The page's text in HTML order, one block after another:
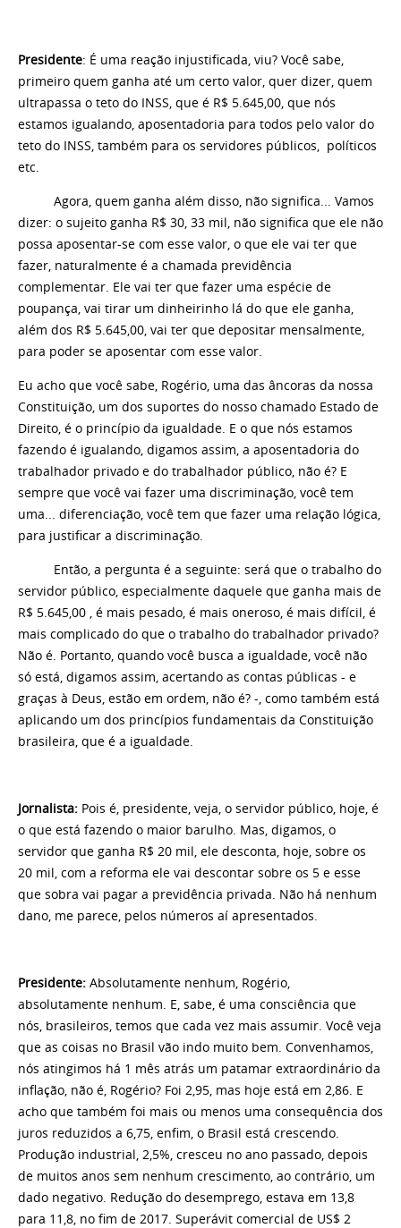
Presidente: É uma reação injustificada, viu? Você sabe,
primeiro quem ganha até um certo valor, quer dizer, quem
ultrapassa o teto do INSS, que é R$ 5.645,00, que nós
estamos igualando, aposentadoria para todos pelo valor do
teto do INSS, também para os servidores públicos, políticos
etc.
Agora, quem ganha além disso, não significa... Vamos
dizer: o sujeito ganha R$ 30, 33 mil, não significa que ele não
possa aposentar-se com esse valor, o que ele vai ter que
fazer, naturalmente é a chamada previdência
complementar. Ele vai ter que fazer uma espécie de
poupança, vai tirar um dinheirinho lá do que ele ganha,
além dos R$ 5.645,00, vai ter que depositar mensalmente,
para poder se aposentar com esse valor.
Eu acho que você sabe, Rogério, uma das âncoras da nossa
Constituição, um dos suportes do nosso chamado Estado de
Direito, é o princípio da igualdade. E o que nós estamos
fazendo é igualando, digamos assim, a aposentadoria do
trabalhador privado e do trabalhador público, não é? E
sempre que você vai fazer uma discriminação, você tem
uma... diferenciação, você tem que fazer uma relação lógica,
para justificar a discriminação.
Então, a pergunta é a seguinte: será que o trabalho do
servidor público, especialmente daquele que ganha mais de
R$ 5.645,00 , é mais pesado, é mais oneroso, é mais difícil, é
mais complicado do que o trabalho do trabalhador privado?
Não é. Portanto, quando você busca a igualdade, você não
só está, digamos assim, acertando as contas públicas - e
graças à Deus, estão em ordem, não é? -, como também está
aplicando um dos princípios fundamentais da Constituição
brasileira, que é a igualdade.
Jornalista: Pois é, presidente, veja, o servidor público, hoje, é
o que está fazendo o maior barulho. Mas, digamos, o
servidor que ganha R$ 20 mil, ele desconta, hoje, sobre os
20 mil, com a reforma ele vai descontar sobre os 5 e esse
que sobra vai pagar a previdência privada. Não há nenhum
dano, me parece, pelos números aí apresentados.
Presidente: Absolutamente nenhum, Rogério,
absolutamente nenhum. E, sabe, é uma consciência que
nós, brasileiros, temos que cada vez mais assumir. Você veja
que as coisas no Brasil vão indo muito bem. Convenhamos,
nós atingimos há 1 mês atrás um patamar extraordinário da
inflação, não é, Rogério? Foi 2,95, mas hoje está em 2,86. E
acho que também foi mais ou menos uma consequência dos
juros reduzidos a 6,75, enfim, o Brasil está crescendo.
Produção industrial, 2,5%, cresceu no ano passado, depois
de muitos anos sem nenhum crescimento, ao contrário, um
dado negativo. Redução do desemprego, estava em 13,8
para 11,8, no fim de 2017. Superávit comercial de US$ 2